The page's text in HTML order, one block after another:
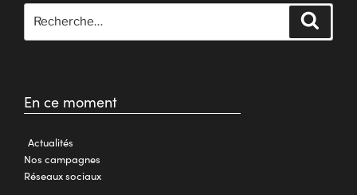
En ce moment
Actualités
Nos campagnes
Réseaux sociaux